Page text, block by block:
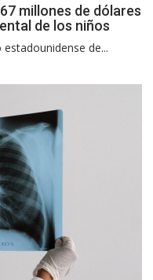
millones de dólares
de los niños
estadounidense de...